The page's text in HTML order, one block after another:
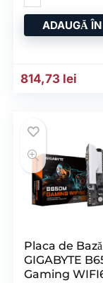
ADAUGĂ
Prețul inițial
814,73 lei
Placa de Bază
GIGABYTE
Gaming